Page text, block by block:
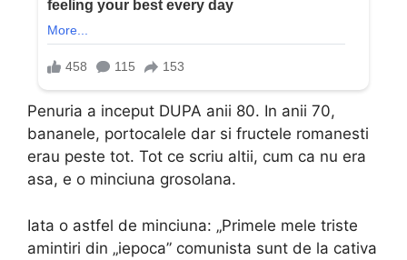
Penuria a inceput DUPA anii 80. In anii 70,
bananele, portocalele dar si fructele romanesti
erau peste tot. Tot ce scriu altii, cum ca nu era
asa, e o minciuna grosolana.
Iata o astfel de minciuna: „Primele mele triste
amintiri din „iepoca” comunista sunt de la cativa